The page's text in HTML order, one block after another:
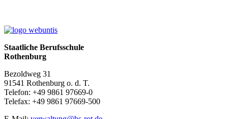
Staatliche Berufsschule
Rothenburg
Bezoldweg 31
91541 Rothenburg o. d. T.
Telefon: +49 9861 97669-0
Telefax: +49 9861 97669-500